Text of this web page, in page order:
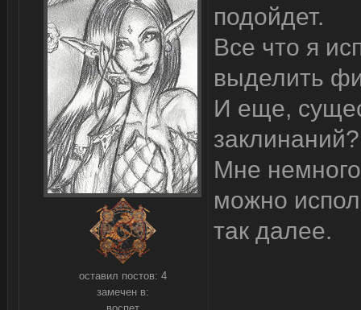
оставил постов: 4
замечен в:
подойдет.
Все что я
выделить
И еще,
заклинаний?
Мне
можно
так далее.